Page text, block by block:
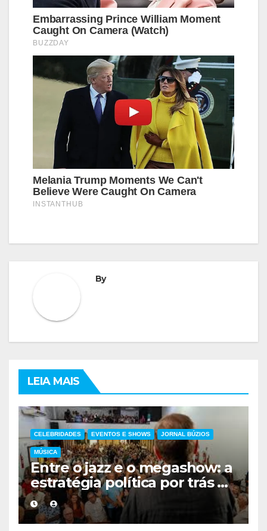
By
LEIA MAIS
CELEBRIDADES EVENTOS E SHOWS JORNAL BÚZIOS
MÚSICA
Entre o jazz e o megashow: a
estratégia política por trás da
agenda de Eduardo Paes no
interior do Rio